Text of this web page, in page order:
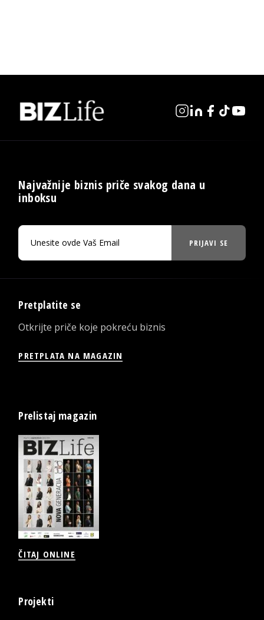
Najvažnije biznis priče svakog dana u
inboksu
PRIJAVI SE
Pretplatite se
Otkrijte priče koje pokreću biznis
PRETPLATA NA MAGAZIN
Prelistaj magazin
ČITAJ ONLINE
Projekti